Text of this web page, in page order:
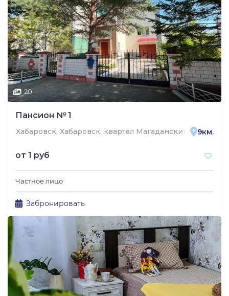
20
Пансион № 1
Хабаровск, Хабаровск, квартал Магаданский, 13/29км.
от 1 руб
Частное лицо
Забронировать